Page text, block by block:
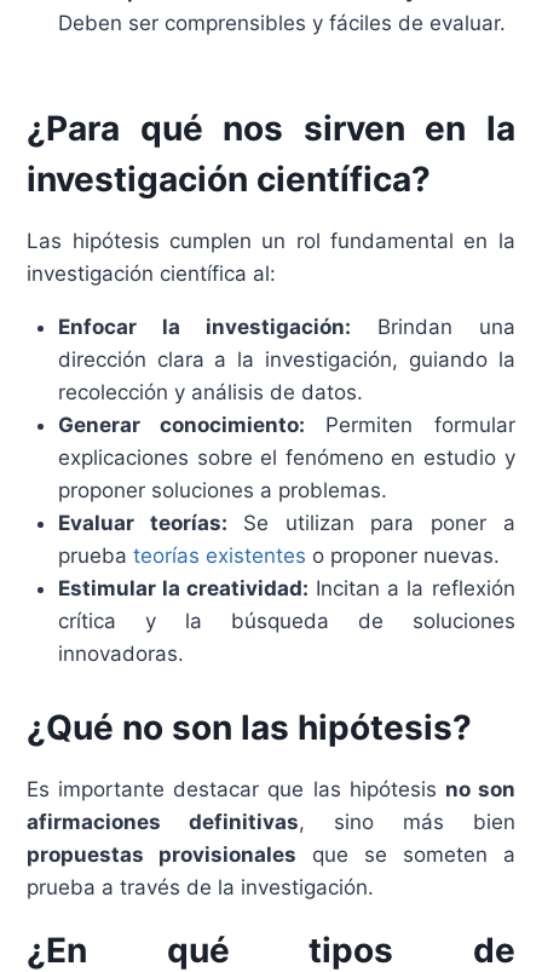
Deben ser comprensibles y fáciles de evaluar.
¿Para qué nos sirven en la
investigación científica?
Las hipótesis cumplen un rol fundamental en la
investigación científica al:
Enfocar la investigación: Brindan una
dirección clara a la investigación, guiando la
recolección y análisis de datos.
Generar conocimiento: Permiten formular
explicaciones sobre el fenómeno en estudio y
proponer soluciones a problemas.
Evaluar teorías: Se utilizan para poner a
prueba teorías existentes o proponer nuevas.
Estimular la creatividad: Incitan a la reflexión
crítica y la búsqueda de soluciones
innovadoras.
¿Qué no son las hipótesis?
Es importante destacar que las hipótesis no son
afirmaciones definitivas, sino más bien
propuestas provisionales que se someten a
prueba a través de la investigación.
¿En qué tipos de